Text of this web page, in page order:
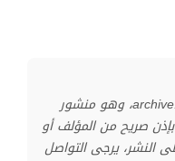
تم جلب هذا الكتاب من موقع archive.org، وهو منشور
صريح من المؤلف أو
النشر، يرجى التواصل